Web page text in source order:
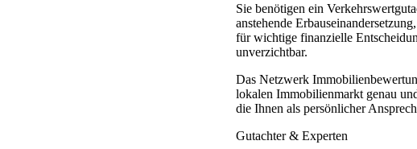
Sie benötigen ein
anstehende
für wichtige finanzielle
unverzichtbar.
Das Netzwerk
lokalen Immobilienmarkt genau
die Ihnen als persönlicher
Gutachter & Experten